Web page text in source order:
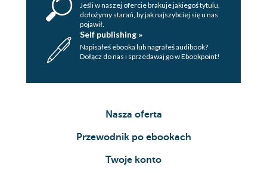
Jeśli w naszej ofercie brakuje jakiegoś tytulu,
dołożymy starań, by jak najszybciej się u nas
pojawił.
Self publishing »
Napisałeś ebooka lub nagrałeś audibook?
Dołącz do nas i sprzedawaj go w Ebookpoint!
Nasza oferta
Przewodnik po ebookach
Twoje konto